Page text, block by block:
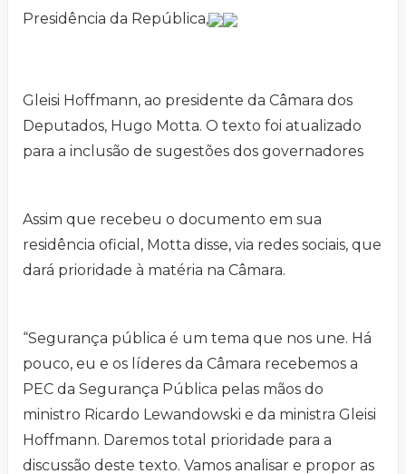
Presidência da República,
Gleisi Hoffmann, ao presidente da Câmara dos
Deputados, Hugo Motta. O texto foi atualizado
para a inclusão de sugestões dos governadores
Assim que recebeu o documento em sua
residência oficial, Motta disse, via redes sociais, que
dará prioridade à matéria na Câmara.
“Segurança pública é um tema que nos une. Há
pouco, eu e os líderes da Câmara recebemos a
PEC da Segurança Pública pelas mãos do
ministro Ricardo Lewandowski e da ministra Gleisi
Hoffmann. Daremos total prioridade para a
discussão deste texto. Vamos analisar e propor as